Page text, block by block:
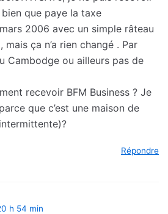
que paye la taxe
2006 avec un simple râteau
mais ça n’a rien changé . Par
Cambodge ou ailleurs pas de
recevoir BFM Business ? Je
que c’est une maison de
Répondre
h 54 min